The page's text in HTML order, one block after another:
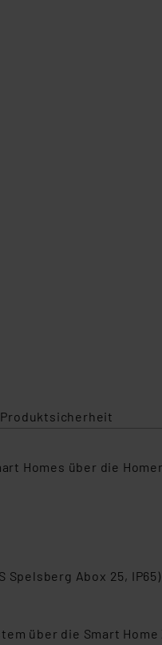
Homes über die
Abox 25,
über die Smart Home